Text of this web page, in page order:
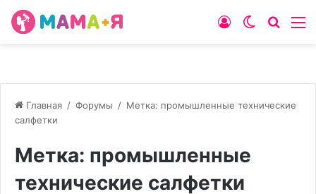
Switch
Войти
Главная / Форумы / Метка: промышленные технические
салфетки
Метка: промышленные
технические салфетки